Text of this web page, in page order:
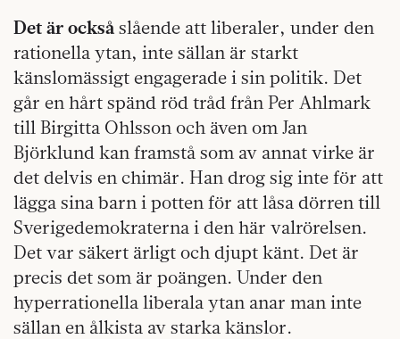
Det är också slående att liberaler, under den
rationella ytan, inte sällan är starkt
känslomässigt engagerade i sin politik. Det
går en hårt spänd röd tråd från Per Ahlmark
till Birgitta Ohlsson och även om Jan
Björklund kan framstå som av annat virke är
det delvis en chimär. Han drog sig inte för att
lägga sina barn i potten för att låsa dörren till
Sverigedemokraterna i den här valrörelsen.
Det var säkert ärligt och djupt känt. Det är
precis det som är poängen. Under den
hyperrationella liberala ytan anar man inte
sällan en ålkista av starka känslor.